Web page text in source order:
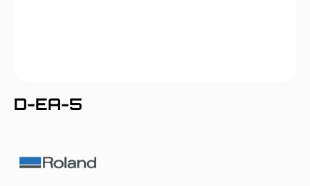
D-EA-5